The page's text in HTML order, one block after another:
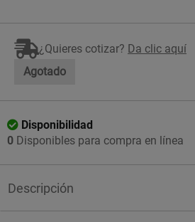
¿Quieres cotizar? Da clic aquí
Agotado
Disponibilidad
0 Disponibles para compra en línea
Descripción